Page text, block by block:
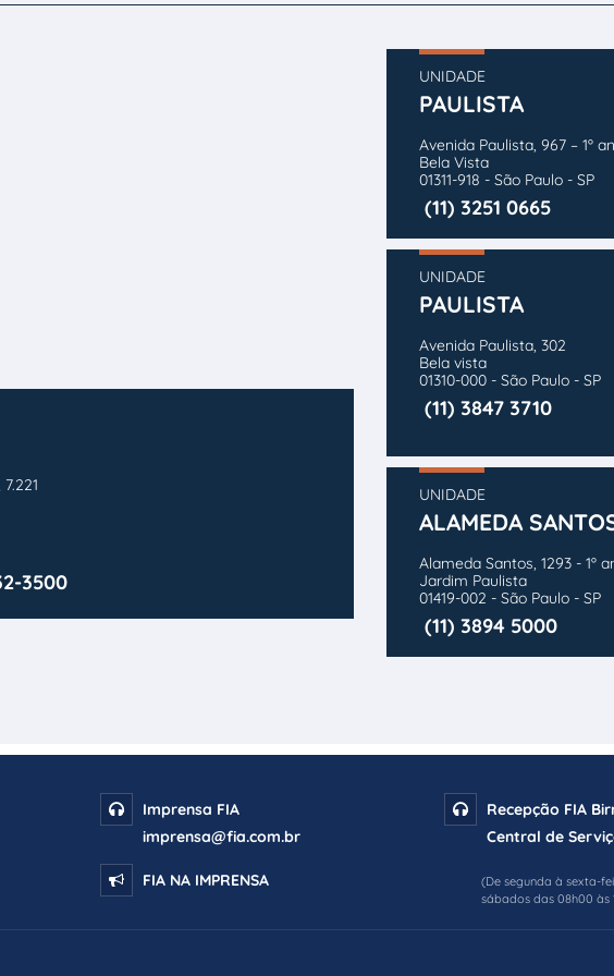
3500
UNIDADE
PAULISTA
Avenida Paulista, 967 – 1º
Bela Vista
01311-918 - São Paulo - SP
(11) 3251 0665
UNIDADE
PAULISTA
Avenida Paulista, 302
Bela vista
01310-000 - São Paulo - SP
(11) 3847 3710
UNIDADE
ALAMEDA
Alameda Santos, 1293 - 1º
Jardim Paulista
01419-002 - São Paulo - SP
(11) 3894 5000
Imprensa FIA
imprensa@fia.com.br
FIA NA IMPRENSA
Recepção FIA
Central de
(De segunda à sexta-
sábados das 08h00 às